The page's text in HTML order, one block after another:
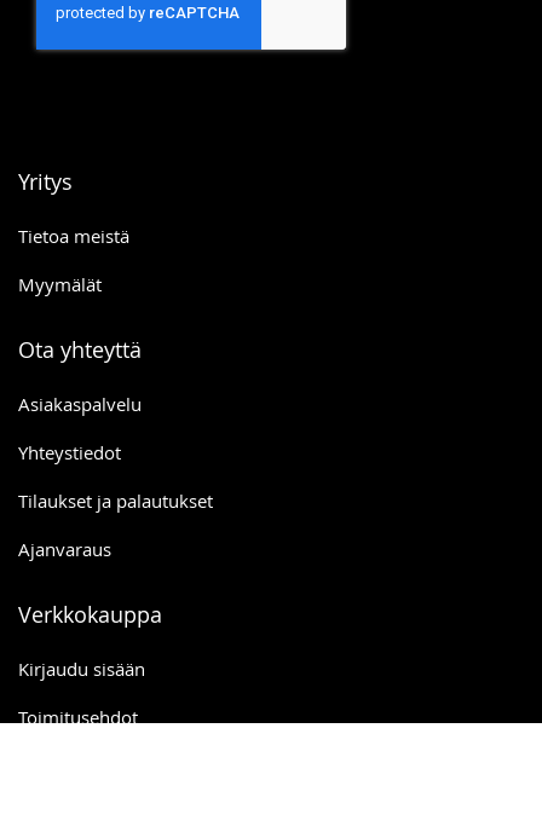
Yritys
Tietoa meistä
Myymälät
Ota yhteyttä
Asiakaspalvelu
Yhteystiedot
Tilaukset ja palautukset
Ajanvaraus
Verkkokauppa
Kirjaudu sisään
Toimitusehdot